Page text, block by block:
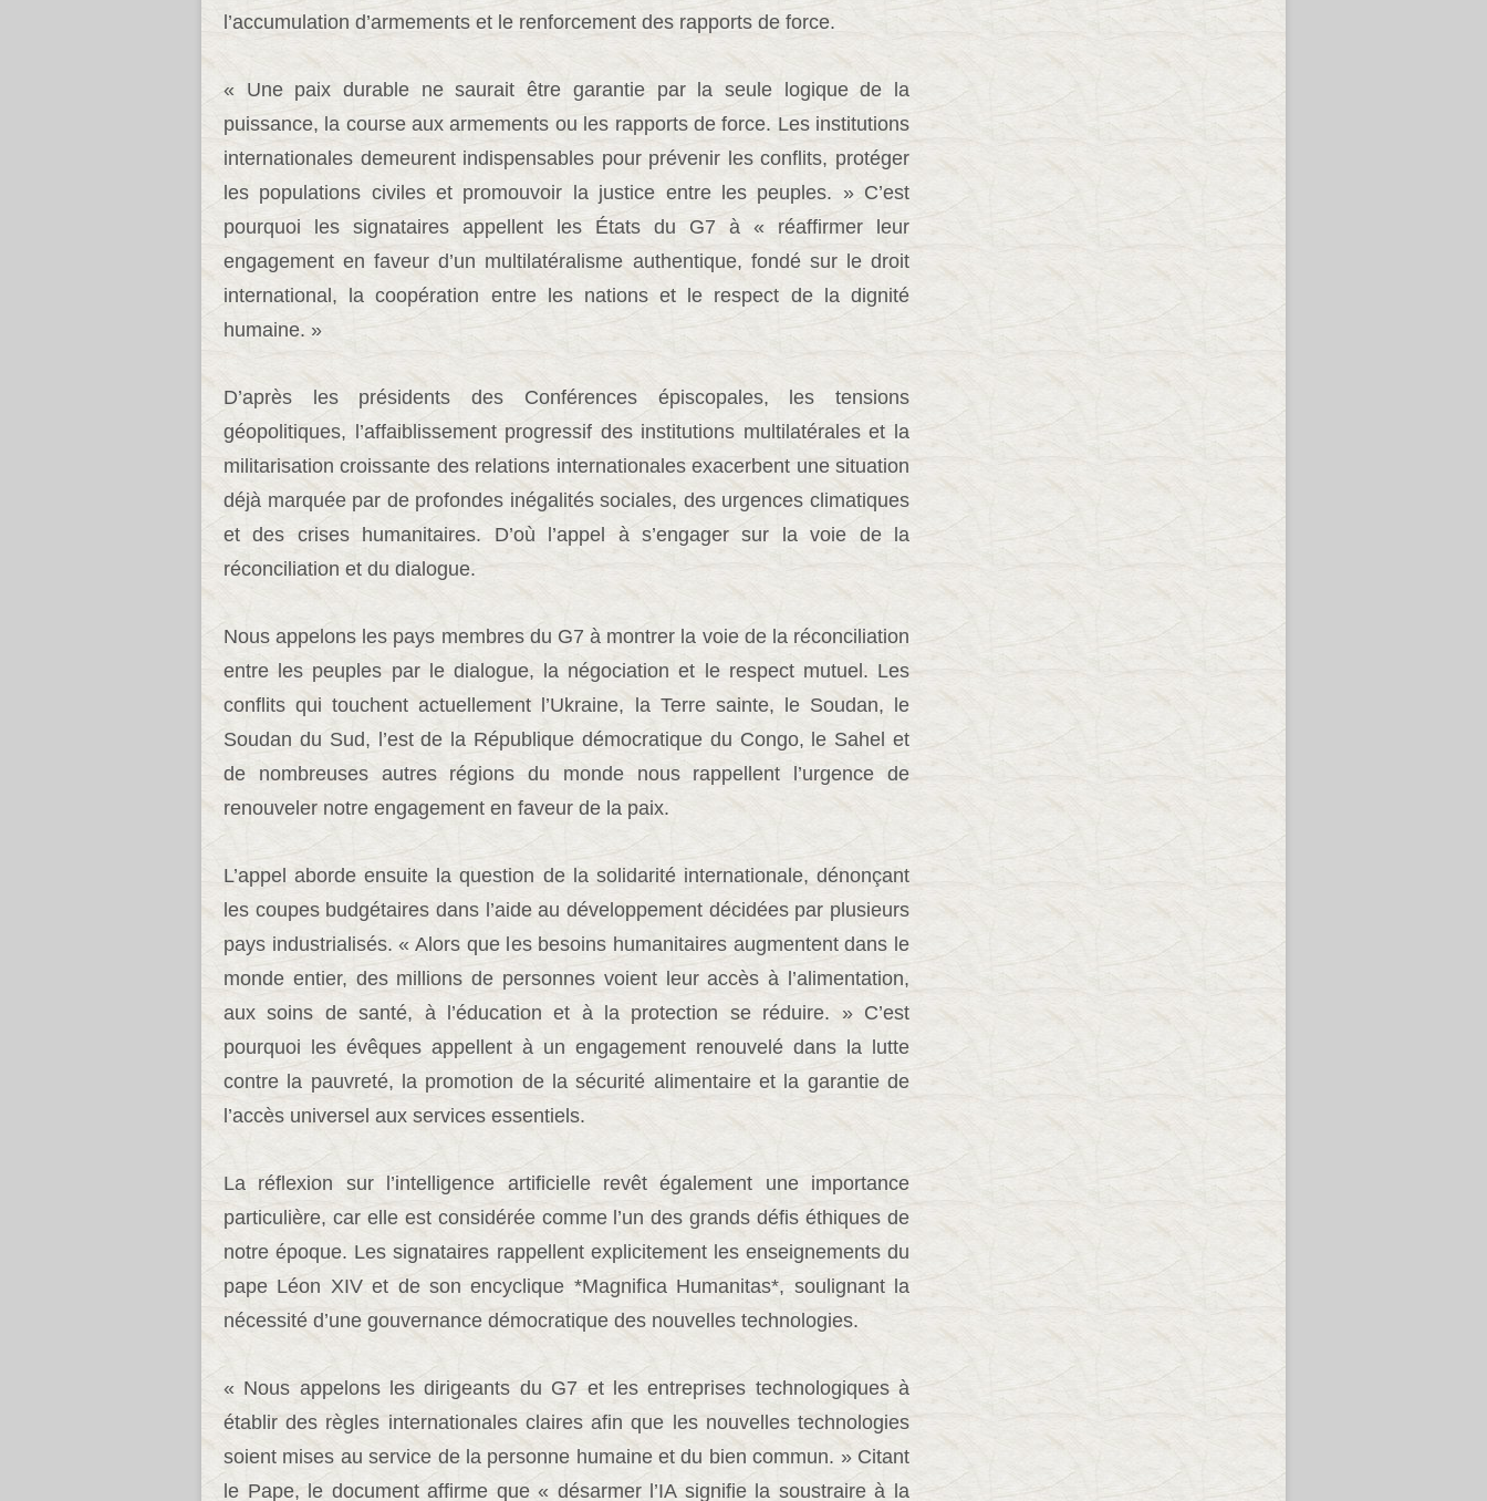
l’accumulation d’armements et le renforcement des rapports de force.
« Une paix durable ne saurait être garantie par la seule logique de la
puissance, la course aux armements ou les rapports de force. Les institutions
internationales demeurent indispensables pour prévenir les conflits, protéger
les populations civiles et promouvoir la justice entre les peuples. » C’est
pourquoi les signataires appellent les États du G7 à « réaffirmer leur
engagement en faveur d’un multilatéralisme authentique, fondé sur le droit
international, la coopération entre les nations et le respect de la dignité
humaine. »
D’après les présidents des Conférences épiscopales, les tensions
géopolitiques, l’affaiblissement progressif des institutions multilatérales et la
militarisation croissante des relations internationales exacerbent une situation
déjà marquée par de profondes inégalités sociales, des urgences climatiques
et des crises humanitaires. D’où l’appel à s’engager sur la voie de la
réconciliation et du dialogue.
Nous appelons les pays membres du G7 à montrer la voie de la réconciliation
entre les peuples par le dialogue, la négociation et le respect mutuel. Les
conflits qui touchent actuellement l’Ukraine, la Terre sainte, le Soudan, le
Soudan du Sud, l’est de la République démocratique du Congo, le Sahel et
de nombreuses autres régions du monde nous rappellent l’urgence de
renouveler notre engagement en faveur de la paix.
L’appel aborde ensuite la question de la solidarité internationale, dénonçant
les coupes budgétaires dans l’aide au développement décidées par plusieurs
pays industrialisés. « Alors que les besoins humanitaires augmentent dans le
monde entier, des millions de personnes voient leur accès à l’alimentation,
aux soins de santé, à l’éducation et à la protection se réduire. » C’est
pourquoi les évêques appellent à un engagement renouvelé dans la lutte
contre la pauvreté, la promotion de la sécurité alimentaire et la garantie de
l’accès universel aux services essentiels.
La réflexion sur l’intelligence artificielle revêt également une importance
particulière, car elle est considérée comme l’un des grands défis éthiques de
notre époque. Les signataires rappellent explicitement les enseignements du
pape Léon XIV et de son encyclique *Magnifica Humanitas*, soulignant la
nécessité d’une gouvernance démocratique des nouvelles technologies.
« Nous appelons les dirigeants du G7 et les entreprises technologiques à
établir des règles internationales claires afin que les nouvelles technologies
soient mises au service de la personne humaine et du bien commun. » Citant
le Pape, le document affirme que « désarmer l’IA signifie la soustraire à la